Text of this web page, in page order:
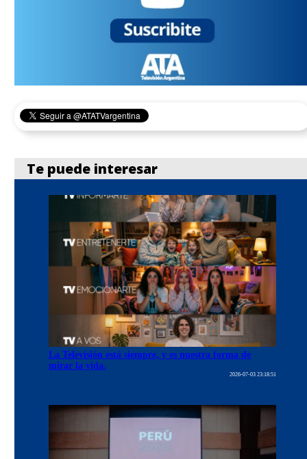
Te puede interesar
La Televisión está siempre, y es nuestra forma de
mirar la vida.
2026-07-03 23:18:51